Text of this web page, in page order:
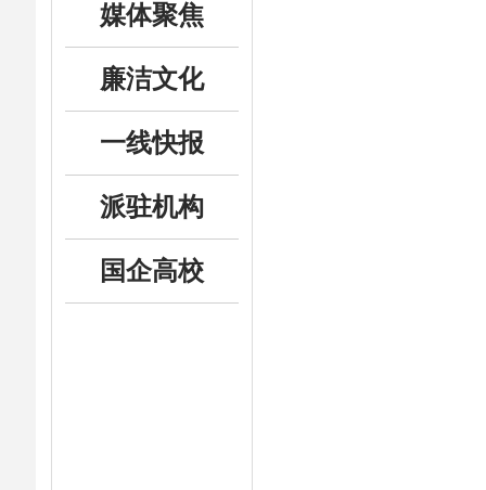
媒体聚焦
廉洁文化
一线快报
派驻机构
国企高校